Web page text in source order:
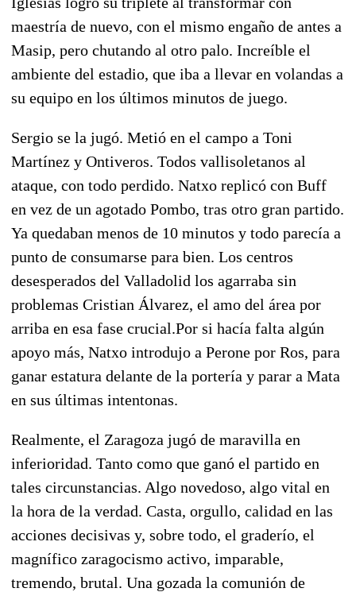
maestría de nuevo, con el mismo engaño de antes a
Masip, pero chutando al otro palo. Increíble el
ambiente del estadio, que iba a llevar en volandas a
su equipo en los últimos minutos de juego.
Sergio se la jugó. Metió en el campo a Toni
Martínez y Ontiveros. Todos vallisoletanos al
ataque, con todo perdido. Natxo replicó con Buff
en vez de un agotado Pombo, tras otro gran partido.
Ya quedaban menos de 10 minutos y todo parecía a
punto de consumarse para bien. Los centros
desesperados del Valladolid los agarraba sin
problemas Cristian Álvarez, el amo del área por
arriba en esa fase crucial.Por si hacía falta algún
apoyo más, Natxo introdujo a Perone por Ros, para
ganar estatura delante de la portería y parar a Mata
en sus últimas intentonas.
Realmente, el Zaragoza jugó de maravilla en
inferioridad. Tanto como que ganó el partido en
tales circunstancias. Algo novedoso, algo vital en
la hora de la verdad. Casta, orgullo, calidad en las
acciones decisivas y, sobre todo, el graderío, el
magnífico zaragocismo activo, imparable,
tremendo, brutal. Una gozada la comunión de